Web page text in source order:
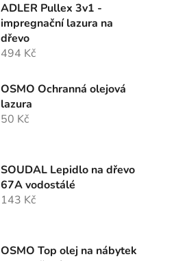
ADLER Pullex 3v1 -
impregnační lazura na
dřevo
494 Kč
OSMO Ochranná olejová
lazura
50 Kč
SOUDAL Lepidlo na dřevo
67A vodostálé
143 Kč
OSMO Top olej na nábytek